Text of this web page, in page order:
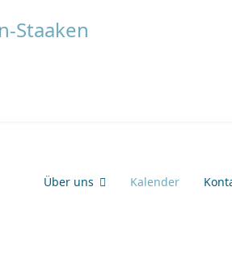
Über uns Kalender